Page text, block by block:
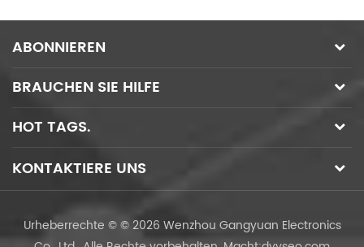
ABONNIEREN
BRAUCHEN SIE HILFE
HOT TAGS.
KONTAKTIERE UNS
Urheberrechte © © 2026 Wenzhou Gangyuan Electronics